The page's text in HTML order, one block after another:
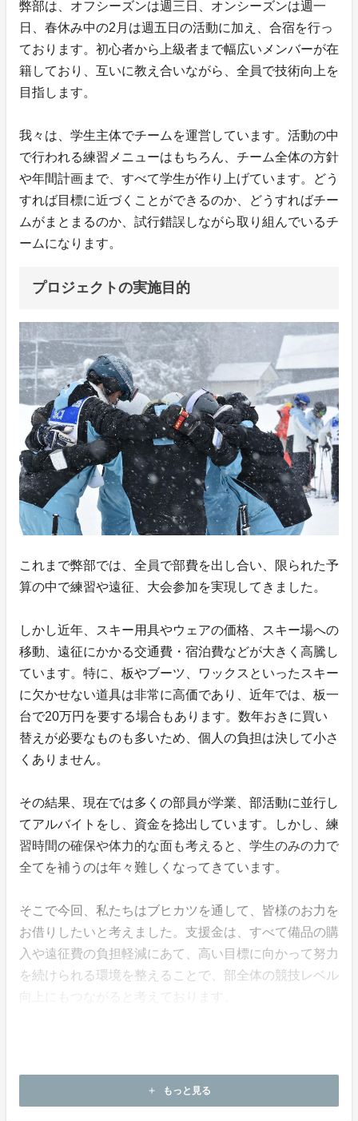
弊部は、オフシーズンは週三日、オンシーズンは週一
日、春休み中の2月は週五日の活動に加え、合宿を行っ
ております。初心者から上級者まで幅広いメンバーが在
籍しており、互いに教え合いながら、全員で技術向上を
目指します。
我々は、学生主体でチームを運営しています。活動の中
で行われる練習メニューはもちろん、チーム全体の方針
や年間計画まで、すべて学生が作り上げています。どう
すれば目標に近づくことができるのか、どうすればチー
ムがまとまるのか、試行錯誤しながら取り組んでいるチ
ームになります。
プロジェクトの実施目的
これまで弊部では、全員で部費を出し合い、限られた予
算の中で練習や遠征、大会参加を実現してきました。
しかし近年、スキー用具やウェアの価格、スキー場への
移動、遠征にかかる交通費・宿泊費などが大きく高騰し
ています。特に、板やブーツ、ワックスといったスキー
に欠かせない道具は非常に高価であり、近年では、板一
台で20万円を要する場合もあります。数年おきに買い
替えが必要なものも多いため、個人の負担は決して小さ
くありません。
その結果、現在では多くの部員が学業、部活動に並行し
てアルバイトをし、資金を捻出しています。しかし、練
習時間の確保や体力的な面も考えると、学生のみの力で
全てを補うのは年々難しくなってきています。
そこで今回、私たちはブヒカツを通して、皆様のお力を
お借りしたいと考えました。支援金は、すべて備品の購
入や遠征費の負担軽減にあて、高い目標に向かって努力
を続けられる環境を整えることで、部全体の競技レベル
向上にもつながると考えております。
add もっと見る